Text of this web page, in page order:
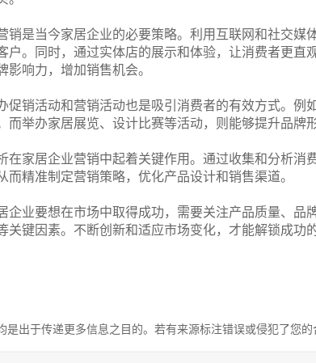
销是当今家居企业的必要策略。利用互联网和社交媒
户。同时，通过实体店的展示和体验，让消费者更直
影响力，增加销售机会。
促销活动和营销活动也是吸引消费者的有效方式。例
而举办家居展览、设计比赛等活动，则能够提升品牌
在家居企业营销中起着关键作用。通过收集和分析消
而精准制定营销策略，优化产品设计和销售渠道。
企业要想在市场中取得成功，需要关注产品质量、品
关键因素。不断创新和适应市场变化，才能解锁成功
是出于传递更多信息之目的。若有来源标注错误或侵犯了您